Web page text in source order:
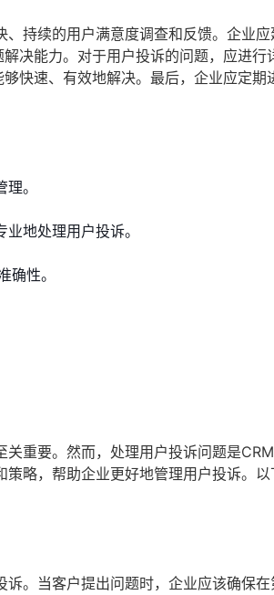
持续的用户满意度调查和反馈。企业
决能力。对于用户投诉的问题，应进行
快速、有效地解决。最后，企业应定期
。
地处理用户投诉。
确性。
重要。然而，处理用户投诉问题是
略，帮助企业更好地管理用户投诉。
。当客户提出问题时，企业应该确保在